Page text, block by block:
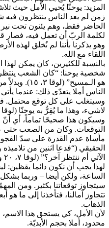
المزيد: يوحنّا يُحيي الأمل حيث
زمن لم يعد الناس ينتظرون فيه
الحاضر فقط، وهم يئنون تحت نير
لكلمة الربّ أن تعمل فيه، فصار
وهو يذكرنا بأننا لم نُخلق لهذه
اللقاء مع الله.
بالنسبة للكثيرين، كان يمكن
شخصية يوحنا: “كان الشعب
هو الـمسيح”
الناس أملا يتعدّى ذلك: عندما
وسيتغلب على كل توقع محتمل.
لاشيء، وهذا ما يُقِرُّ به يوحنّا (لوقا ٣، ١٦).
وسيكون هذا صحيحًا تماماً، أي
التوقعات. وكان من الصعب حتى
مأساة عدم القدرة على سدّ
الحقيقي (“فدعا اثنين من
الآتي أم ننتظر آخر؟” (لوقا ٧، ٢٠ وراجع متّى ١١، ٣)
لهذا يجب أن نكون دائما يقظين:
الساعة، ولكن أيضا – وربما
سيتجاوز توقعاتنا بكثير. ومن
تتجاوز آمالنا، فتأخذنا إلى ما
الذهاب.
لأن الأمل، كي يستحق هذا الاسم،
محدود، أملا بحجم الأبديّة.